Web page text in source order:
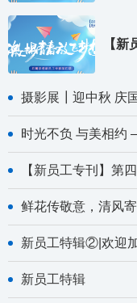
【
摄影展┃迎中秋 庆
时光不负 与美相约 ——四川振
【新员工专刊】第
鲜花传敬意，清风寄哀思 ——都四轨
新员工特辑②|欢迎
新员工特辑